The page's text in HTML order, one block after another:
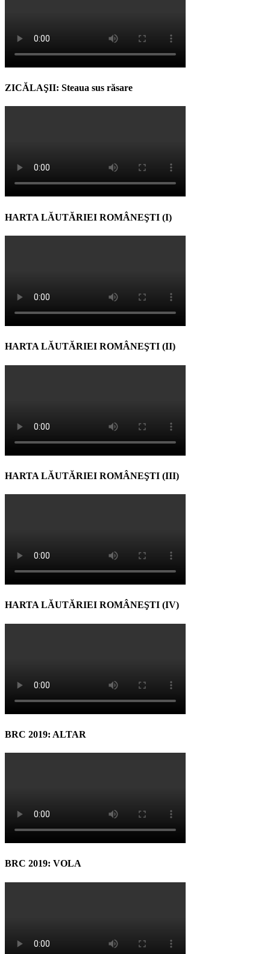
ZICĂLAŞII: Steaua sus răsare
HARTA LĂUTĂRIEI ROMÂNEŞTI (I)
HARTA LĂUTĂRIEI ROMÂNEŞTI (II)
HARTA LĂUTĂRIEI ROMÂNEŞTI (III)
HARTA LĂUTĂRIEI ROMÂNEŞTI (IV)
BRC 2019: ALTAR
BRC 2019: VOLA